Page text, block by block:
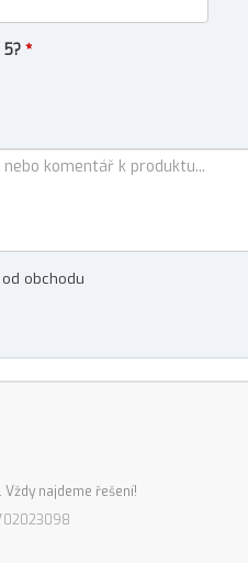
*
obchodu
najdeme řešení!